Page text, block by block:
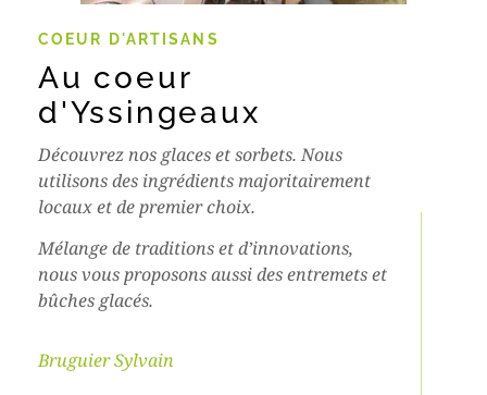
COEUR D'ARTISANS
Au coeur
d'Yssingeaux
Découvrez nos glaces et sorbets. Nous
utilisons des ingrédients majoritairement
locaux et de premier choix.
Mélange de traditions et d’innovations,
nous vous proposons aussi des entremets et
bûches glacés.
Bruguier Sylvain